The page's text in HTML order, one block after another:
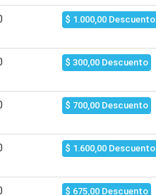
$ 1.000,00 Descuento
$ 300,00 Descuento
$ 700,00 Descuento
$ 1.600,00 Descuento
$ 675,00 Descuento